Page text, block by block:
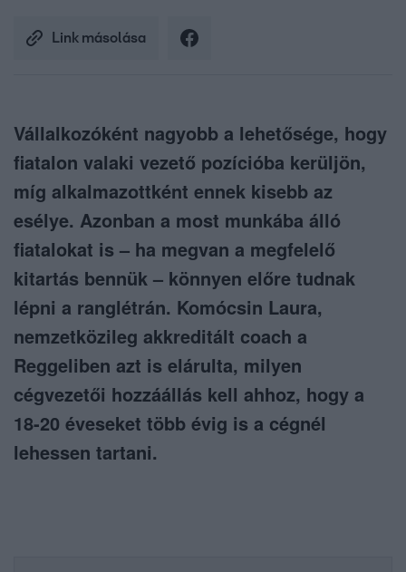
Link másolása
Vállalkozóként nagyobb a lehetősége, hogy
fiatalon valaki vezető pozícióba kerüljön,
míg alkalmazottként ennek kisebb az
esélye. Azonban a most munkába álló
fiatalokat is – ha megvan a megfelelő
kitartás bennük – könnyen előre tudnak
lépni a ranglétrán. Komócsin Laura,
nemzetközileg akkreditált coach a
Reggeliben azt is elárulta, milyen
cégvezetői hozzáállás kell ahhoz, hogy a
18-20 éveseket több évig is a cégnél
lehessen tartani.